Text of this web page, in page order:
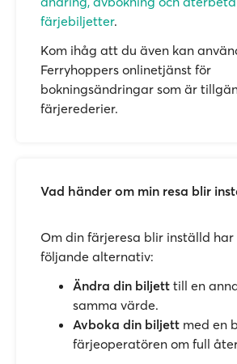
färjebiljetter.
Kom ihåg att du även kan
Ferryhoppers onlinetjänst för
bokningsändringar som är
färjerederier.
Vad händer om min resa blir
Om din färjeresa blir inställd
följande alternativ:
Ändra din biljett till en
samma värde.
Avboka din biljett med en
färjeoperatören om full